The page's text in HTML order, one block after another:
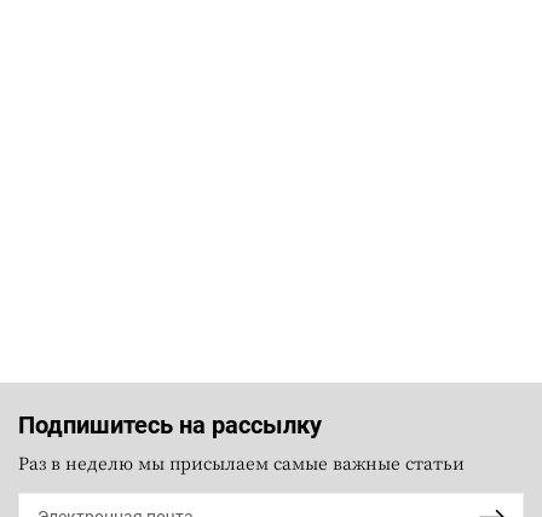
Подпишитесь на рассылку
Раз в неделю мы присылаем самые важные статьи